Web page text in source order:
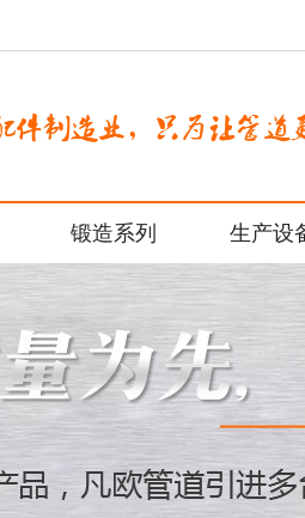
锻造系列 生产设